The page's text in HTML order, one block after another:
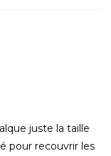
juste la taille
pour recouvrir les